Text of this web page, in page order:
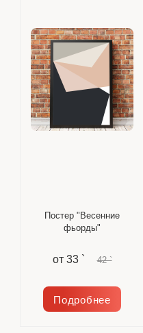
Постер "Весенние
фьорды"
от 33 ` 42 `
Подробнее